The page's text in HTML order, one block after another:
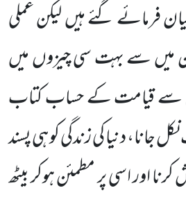
فرمائے گئے ہیں لیکن عملی
میں سے بہت سی چیزوں میں
سے قیامت کے حساب کتاب
جانا، دنیا کی زندگی کو ہی پسند
کرنا اور اسی پر مطمئن ہوکر بیٹھ